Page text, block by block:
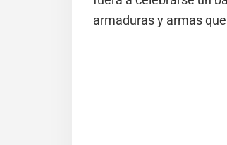
armaduras y armas